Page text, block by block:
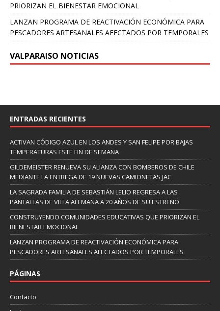
PRIORIZAN EL BIENESTAR EMOCIONAL
LANZAN PROGRAMA DE REACTIVACIÓN ECONÓMICA PARA
PESCADORES ARTESANALES AFECTADOS POR TEMPORALES
VALPARAISO NOTICIAS
ENTRADAS RECIENTES
ACTIVAN CÓDIGO AZUL EN LOS ANDES Y SAN FELIPE POR BAJAS
TEMPERATURAS ESTE FIN DE SEMANA
GILDEMEISTER RENUEVA SU ALIANZA CON BOMBEROS DE CHILE
MEDIANTE LA ENTREGA DE 19 NUEVAS CAMIONETAS JAC
LA SAGRADA FAMILIA DE SEBASTIÁN LELIO REGRESA A LAS
PANTALLAS DE VILLA ALEMANA A 20 AÑOS DE SU ESTRENO
CONSTRUYENDO COMUNIDADES EDUCATIVAS QUE PRIORIZAN EL
BIENESTAR EMOCIONAL
LANZAN PROGRAMA DE REACTIVACIÓN ECONÓMICA PARA
PESCADORES ARTESANALES AFECTADOS POR TEMPORALES
PÁGINAS
Contacto